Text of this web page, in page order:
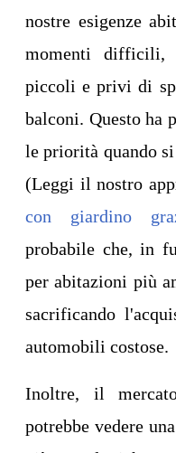
nostre esigenze
momenti difficili,
piccoli e privi di
balconi. Questo ha
le priorità quando
(Leggi il nostro
con giardino
probabile che, in
per abitazioni più
sacrificando
automobili costose.
Inoltre, il
potrebbe vedere